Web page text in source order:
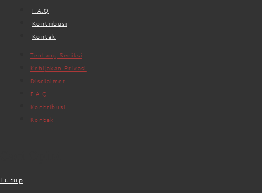
F.A.Q
Kontribusi
Kontak
Tentang Sediksi
Kebijakan Privasi
Disclaimer
F.A.Q
Kontribusi
Kontak
Tutup